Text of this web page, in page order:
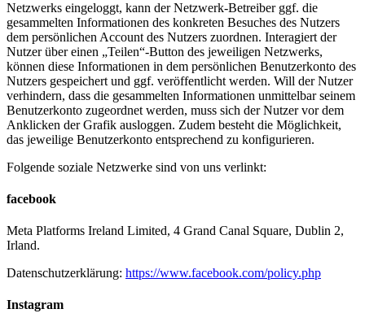
Netzwerks eingeloggt, kann der Netzwerk-Betreiber ggf. die
gesammelten Informationen des konkreten Besuches des Nutzers
dem persönlichen Account des Nutzers zuordnen. Interagiert der
Nutzer über einen „Teilen“-Button des jeweiligen Netzwerks,
können diese Informationen in dem persönlichen Benutzerkonto des
Nutzers gespeichert und ggf. veröffentlicht werden. Will der Nutzer
verhindern, dass die gesammelten Informationen unmittelbar seinem
Benutzerkonto zugeordnet werden, muss sich der Nutzer vor dem
Anklicken der Grafik ausloggen. Zudem besteht die Möglichkeit,
das jeweilige Benutzerkonto entsprechend zu konfigurieren.
Folgende soziale Netzwerke sind von uns verlinkt:
facebook
Meta Platforms Ireland Limited, 4 Grand Canal Square, Dublin 2,
Irland.
Datenschutzerklärung: https://www.facebook.com/policy.php
Instagram